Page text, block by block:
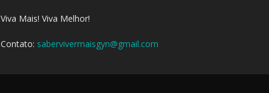
Viva Mais! Viva Melhor!
Contato: sabervivermaisgyn@gmail.com